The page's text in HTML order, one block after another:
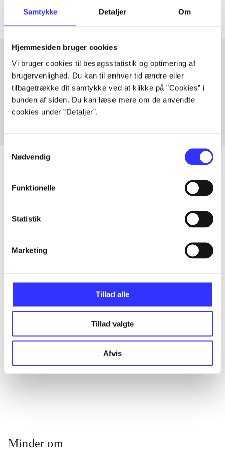
Samtykke Detaljer Om
Hjemmesiden bruger cookies
Vi bruger cookies til besøgsstatistik og optimering af
brugervenlighed. Du kan til enhver tid ændre eller
tilbagetrække dit samtykke ved at klikke på ”Cookies” i
bunden af siden. Du kan læse mere om de anvendte
cookies under ”Detaljer”.
Nødvendig
Funktionelle
Statistik
Marketing
Tillad alle
Tillad valgte
Afvis
Artikler med samme emner
Fra
Artikler
...
...
Minder om